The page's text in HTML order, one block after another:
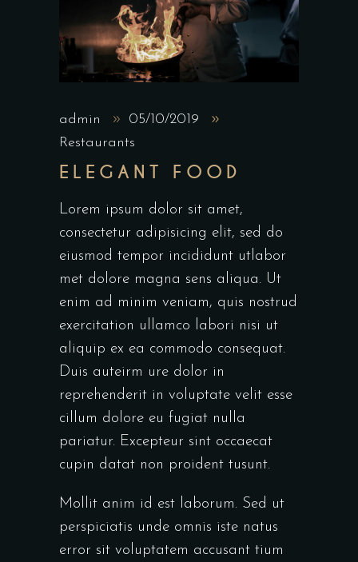
admin
05/10/2019
Restaurants
ELEGANT FOOD
Lorem ipsum dolor sit amet,
consectetur adipisicing elit, sed do
eiusmod tempor incididunt utlabor
met dolore magna sens aliqua. Ut
enim ad minim veniam, quis nostrud
exercitation ullamco labori nisi ut
aliquip ex ea commodo consequat.
Duis auteirm ure dolor in
reprehenderit in voluptate velit esse
cillum dolore eu fugiat nulla
pariatur. Excepteur sint occaecat
cupin datat non proident tusunt.
Mollit anim id est laborum. Sed ut
perspiciatis unde omnis iste natus
error sit voluptatem accusant tium